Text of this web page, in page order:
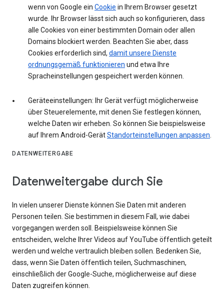
wenn von Google ein Cookie in Ihrem Browser gesetzt
wurde. Ihr Browser lässt sich auch so konfigurieren, dass
alle Cookies von einer bestimmten Domain oder allen
Domains blockiert werden. Beachten Sie aber, dass
Cookies erforderlich sind, damit unsere Dienste
ordnungsgemäß funktionieren und etwa Ihre
Spracheinstellungen gespeichert werden können.
Geräteeinstellungen: Ihr Gerät verfügt möglicherweise
über Steuerelemente, mit denen Sie festlegen können,
welche Daten wir erheben. So können Sie beispielsweise
auf Ihrem Android-GerätStandorteinstellungen anpassen
DATENWEITERGABE
Datenweitergabe durch Sie
In vielen unserer Dienste können Sie Daten mit anderen
Personen teilen. Sie bestimmen in diesem Fall, wie dabei
vorgegangen werden soll. Beispielsweise können Sie
entscheiden, welche Ihrer Videos auf YouTube öffentlich geteilt
werden und welche vertraulich bleiben sollen. Bedenken Sie,
dass, wenn Sie Daten öffentlich teilen, Suchmaschinen,
einschließlich der Google-Suche, möglicherweise auf diese
Daten zugreifen können.